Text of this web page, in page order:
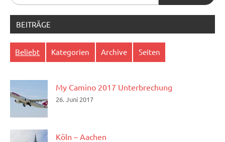
nach:
BEITRÄGE
Beliebt Kategorien Archive Seiten
My Camino 2017 Unterbrechung
26. Juni 2017
Köln – Aachen